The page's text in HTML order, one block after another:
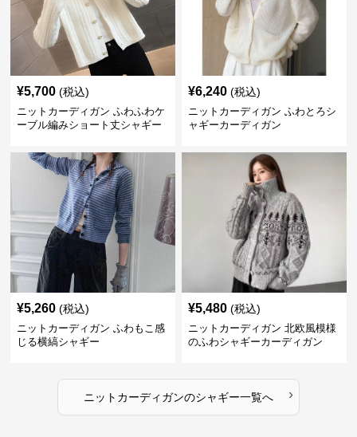
¥5,700 (税込)
ニットカーディガン ふわふわケ
ーブル編みショート丈シャギー
¥6,240 (税込)
ニットカーディガン ふわとろシ
ャギーカーディガン
¥5,260 (税込)
ニットカーディガン ふわもこ感
じる横縞シャギー
¥5,480 (税込)
ニットカーディガン 北欧風模様
のふわシャギーカーディガン
ニットカーディガンのシャギー一覧へ ›